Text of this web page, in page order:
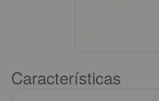
Características